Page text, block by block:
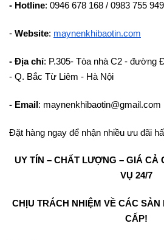
- Hotline: 0946 678 168 / 0983 755 949
- Website: maynenkhibaotin.com
- Địa chỉ: P.305- Tòa nhà C2 - đường
- Q. Bắc Từ Liêm - Hà Nội
- Email : maynenkhibaotin@gmail.com
Đặt hàng ngay để nhận nhiều ưu đãi
UY TÍN – CHẤT LƯỢNG – GIÁ CẢ
VỤ 24/7
CHỊU TRÁCH NHIỆM VỀ CÁC
CẤP!